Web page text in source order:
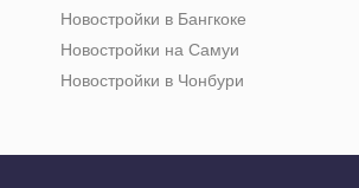
Новостройки в Бангкоке
Новостройки на Самуи
Новостройки в Чонбури